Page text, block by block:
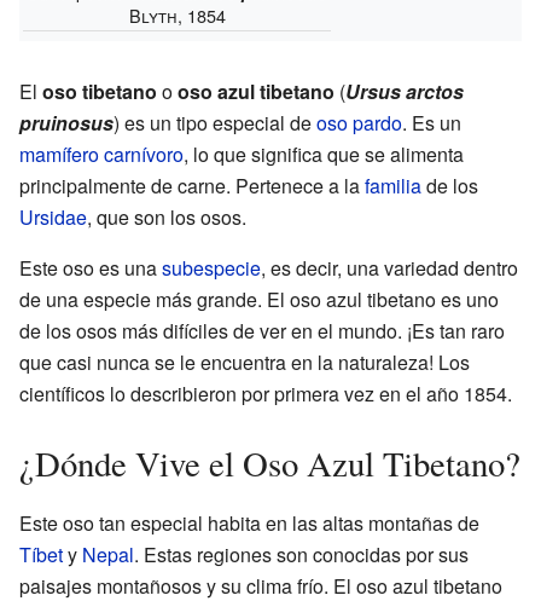
Blyth, 1854
El oso tibetano ooso azul tibetano (Ursus arctos
pruinosus) es un tipo especial deoso pardo. Es un
mamíferocarnívoro, lo que significa que se alimenta
principalmente de carne. Pertenece a lafamiliade los
Ursidae, que son los osos.
Este oso es unasubespecie, es decir, una variedad dentro
de una especie más grande. El oso azul tibetano es uno
de los osos más difíciles de ver en el mundo. ¡Es tan raro
que casi nunca se le encuentra en la naturaleza! Los
científicos lo describieron por primera vez en el año 1854.
¿Dónde Vive el Oso Azul Tibetano?
Este oso tan especial habita en las altas montañas de
Tíbety Nepal. Estas regiones son conocidas por sus
paisajes montañosos y su clima frío. El oso azul tibetano